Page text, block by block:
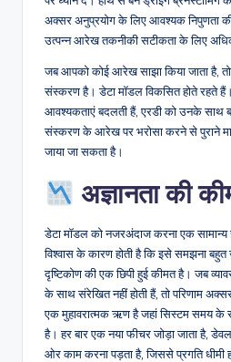
अक्सर अनुप्रयोग के लिए आवश्यक निपुणता की
उत्पन्न आरेख तकनीकी सटीकता के लिए
जब आपको कोई आरेख साझा किया जाता है,
संस्करण है। डेटा मॉडल विकसित होते रहते
आवश्यकताएं बदलती हैं, एरडी को उनके साथ
संस्करण के आरेख पर भरोसा करने से पुराने
जाया जा सकता है।
अज्ञानता की
डेटा मॉडल को नजरअंदाज करना एक
विश्वास के कारण होती है कि इसे समझना
दृष्टिकोण की एक छिपी हुई कीमत है। जब
के साथ संरेखित नहीं होती हैं, तो परिणाम
एक मुहावरात्मक ऋण है जहां सिस्टम समय के
है। हर बार एक नया फीचर जोड़ा जाता है,
ओर काम करना पड़ता है, जिससे प्रगति धीमी